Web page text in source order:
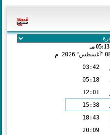
05:13 مـ
أغسطس 2026 م
03:42
05:18
12:01
15:38
18:43
20:09